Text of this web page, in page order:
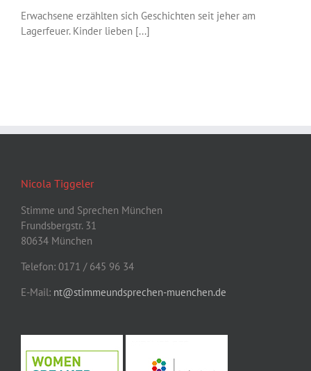
Erwachsene erzählten sich Geschichten seit jeher am
Lagerfeuer. Kinder lieben [...]
Nicola Tiggeler
Stimme und Sprechen München
Frundsbergstr. 31
80634 München
Telefon: 0171 / 645 96 34
E-Mail: nt@stimmeundsprechen-muenchen.de